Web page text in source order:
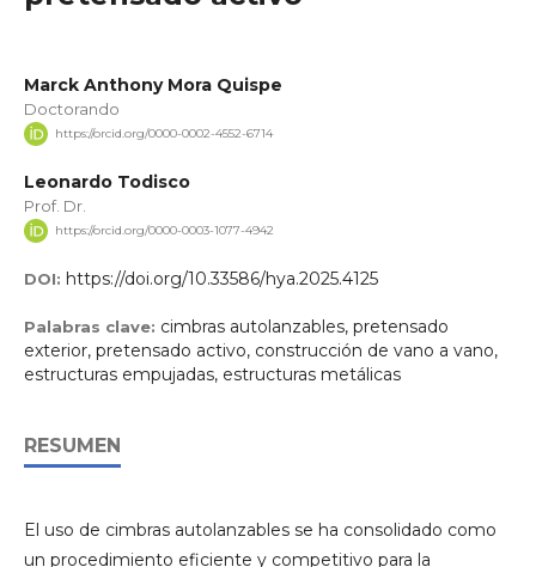
Marck Anthony Mora Quispe
Doctorando
https://orcid.org/0000-0002-4552-6714
Leonardo Todisco
Prof. Dr.
https://orcid.org/0000-0003-1077-4942
DOI: https://doi.org/10.33586/hya.2025.4125
Palabras clave: cimbras autolanzables, pretensado
exterior, pretensado activo, construcción de vano a vano,
estructuras empujadas, estructuras metálicas
RESUMEN
El uso de cimbras autolanzables se ha consolidado como
un procedimiento eficiente y competitivo para la